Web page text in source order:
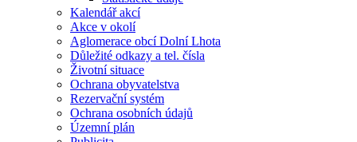
Kalendář akcí
Akce v okolí
Aglomerace obcí Dolní Lhota
Důležité odkazy a tel. čísla
Životní situace
Ochrana obyvatelstva
Rezervační systém
Ochrana osobních údajů
Územní plán